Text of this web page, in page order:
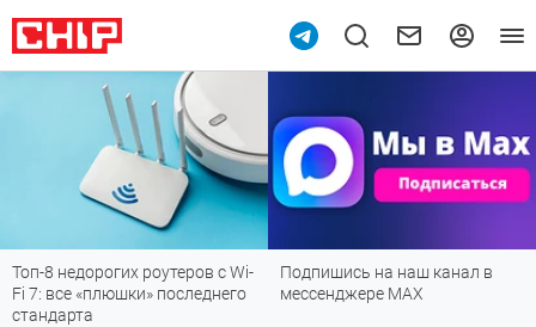
Топ-8 недорогих роутеров с Wi-
Fi 7: все «плюшки» последнего
стандарта
Подпишись на наш канал в
мессенджере МАХ